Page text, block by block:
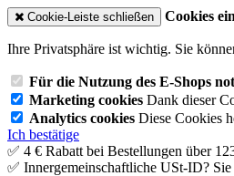
Cookie-Leiste schließen Cookies
Ihre Privatsphäre ist wichtig. Sie
Für die Nutzung des E-Shops
Marketing cookies Dank dieser
Analytics cookies Diese Cookies
Ich bestätige
✅ 4 € Rabatt bei Bestellungen über
✅ Innergemeinschaftliche USt-ID?